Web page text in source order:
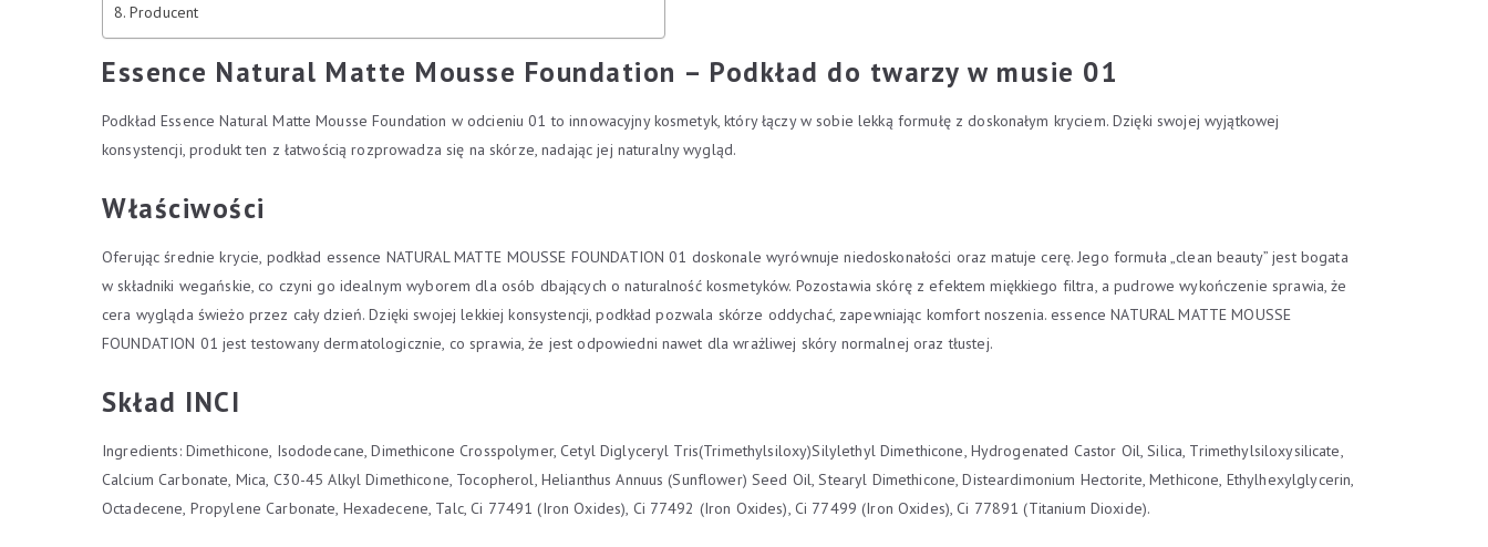
Producent
Essence Natural Matte Mousse Foundation – Podkład do twarzy w musie 01
Podkład Essence Natural Matte Mousse Foundation w odcieniu 01 to innowacyjny kosmetyk, który łączy w sobie lekką formułę z doskonałym kryciem. Dzięki swojej wyjątkowej
konsystencji, produkt ten z łatwością rozprowadza się na skórze, nadając jej naturalny wygląd.
Właściwości
Oferując średnie krycie, podkład essence NATURAL MATTE MOUSSE FOUNDATION 01 doskonale wyrównuje niedoskonałości oraz matuje cerę. Jego formuła „clean beauty” jest bogata
w składniki wegańskie, co czyni go idealnym wyborem dla osób dbających o naturalność kosmetyków. Pozostawia skórę z efektem miękkiego filtra, a pudrowe wykończenie sprawia, że
cera wygląda świeżo przez cały dzień. Dzięki swojej lekkiej konsystencji, podkład pozwala skórze oddychać, zapewniając komfort noszenia. essence NATURAL MATTE MOUSSE
FOUNDATION 01 jest testowany dermatologicznie, co sprawia, że jest odpowiedni nawet dla wrażliwej skóry normalnej oraz tłustej.
Skład INCI
Ingredients: Dimethicone, Isododecane, Dimethicone Crosspolymer, Cetyl Diglyceryl Tris(Trimethylsiloxy)Silylethyl Dimethicone, Hydrogenated Castor Oil, Silica, Trimethylsiloxysilicate,
Calcium Carbonate, Mica, C30-45 Alkyl Dimethicone, Tocopherol, Helianthus Annuus (Sunflower) Seed Oil, Stearyl Dimethicone, Disteardimonium Hectorite, Methicone, Ethylhexylglycerin,
Octadecene, Propylene Carbonate, Hexadecene, Talc, Ci 77491 (Iron Oxides), Ci 77492 (Iron Oxides), Ci 77499 (Iron Oxides), Ci 77891 (Titanium Dioxide).